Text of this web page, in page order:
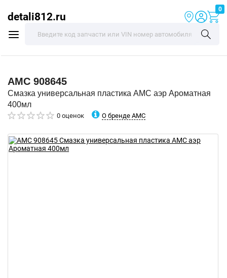
detali812.ru
0
AMC 908645
Смазка универсальная пластика AMC аэр Ароматная
400мл
0 оценок О бренде AMC